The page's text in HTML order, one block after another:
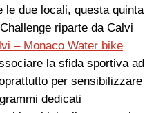
due locali, questa quinta
riparte da Calvi
– Monaco Water bike
la sfida sportiva ad
per sensibilizzare
dedicati